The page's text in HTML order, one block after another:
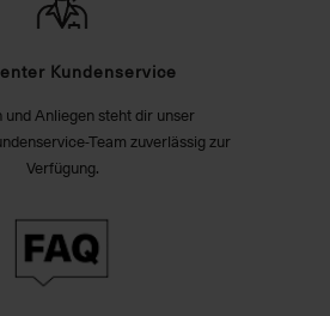
Kundenservice
und Anliegen steht dir unser
Team zuverlässig zur
Verfügung.